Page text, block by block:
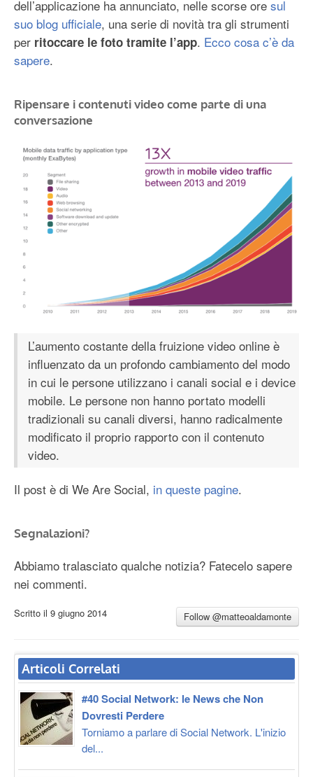
dell’applicazione ha annunciato, nelle scorse ore sul
suo blog ufficiale, una serie di novità tra gli strumenti
per ritoccare le foto tramite l’app. Ecco cosa c’è da
sapere.
Ripensare i contenuti video come parte di una
conversazione
L’aumento costante della fruizione video online è
influenzato da un profondo cambiamento del modo
in cui le persone utilizzano i canali social e i device
mobile. Le persone non hanno portato modelli
tradizionali su canali diversi, hanno radicalmente
modificato il proprio rapporto con il contenuto
video.
Il post è di We Are Social, in queste pagine.
Segnalazioni?
Abbiamo tralasciato qualche notizia? Fatecelo sapere
nei commenti.
Scritto il 9 giugno 2014 Follow @matteoaldamonte
Articoli Correlati
#40 Social Network: le News che Non
Dovresti Perdere
Torniamo a parlare di Social Network. L'inizio
del...